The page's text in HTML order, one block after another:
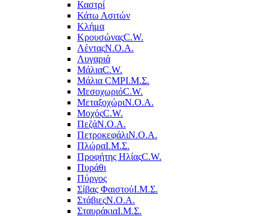
Καστρί
Κάτω Ασιτών
Κλήμα
ΚρουσώναςC.W.
ΛένταςΝ.Ο.Α.
Λυγαριά
ΜάλιαC.W.
Μάλια CMPΙ.Μ.Σ.
ΜεσοχωριόC.W.
ΜεταξοχώριΝ.Ο.Α.
ΜοχόςC.W.
ΠεζάΝ.Ο.Α.
ΠετροκεφάλιΝ.Ο.Α.
ΠλώραΙ.Μ.Σ.
Προφήτης ΗλίαςC.W.
Πυράθι
Πύργος
Σίβας ΦαιστούΙ.Μ.Σ.
ΣτάβιεςΝ.Ο.Α.
ΣταυράκιαΙ.Μ.Σ.